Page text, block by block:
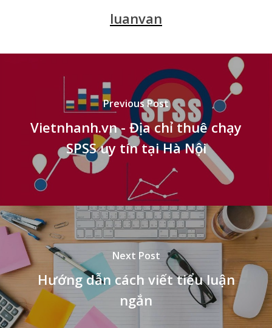
luanvan
Previous Post
Vietnhanh.vn - Địa chỉ thuê chạy
SPSS uy tín tại Hà Nội
Next Post
Hướng dẫn cách viết tiểu luận
ngắn